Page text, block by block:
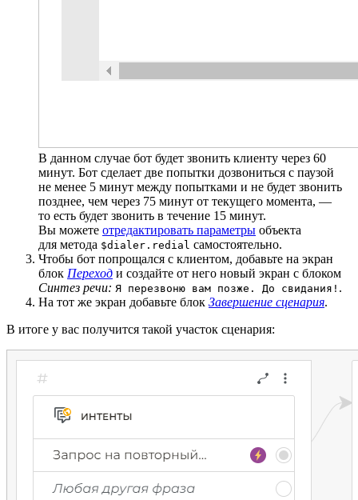
В данном случае бот будет звонить клиенту через 60
минут. Бот сделает две попытки дозвониться с паузой
не менее 5 минут между попытками и не будет звонить
позднее, чем через 75 минут от текущего момента, —
то есть будет звонить в течение 15 минут.
Вы можете отредактировать параметры объекта
для метода $dialer.redial самостоятельно.
Чтобы бот попрощался с клиентом, добавьте на экран
блок Переход и создайте от него новый экран с блоком
Синтез речи: Я перезвоню вам позже. До свидания! .
На тот же экран добавьте блок Завершение сценария.
В итоге у вас получится такой участок сценария: